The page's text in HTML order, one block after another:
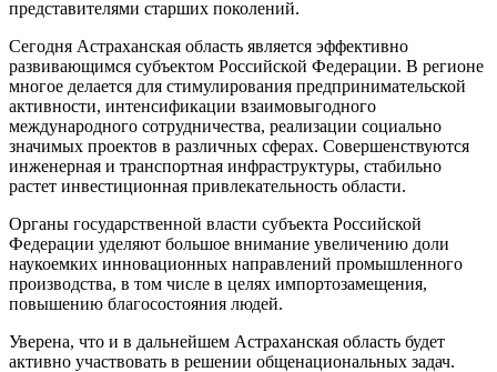
представителями старших поколений.
Сегодня Астраханская область является эффективно
развивающимся субъектом Российской Федерации. В регионе
многое делается для стимулирования предпринимательской
активности, интенсификации взаимовыгодного
международного сотрудничества, реализации социально
значимых проектов в различных сферах. Совершенствуются
инженерная и транспортная инфраструктуры, стабильно
растет инвестиционная привлекательность области.
Органы государственной власти субъекта Российской
Федерации уделяют большое внимание увеличению доли
наукоемких инновационных направлений промышленного
производства, в том числе в целях импортозамещения,
повышению благосостояния людей.
Уверена, что и в дальнейшем Астраханская область будет
активно участвовать в решении общенациональных задач.